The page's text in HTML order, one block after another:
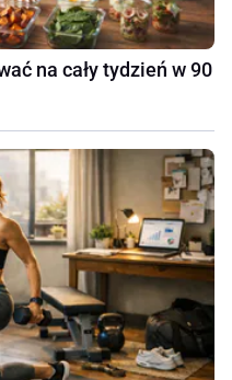
na cały tydzień w 90